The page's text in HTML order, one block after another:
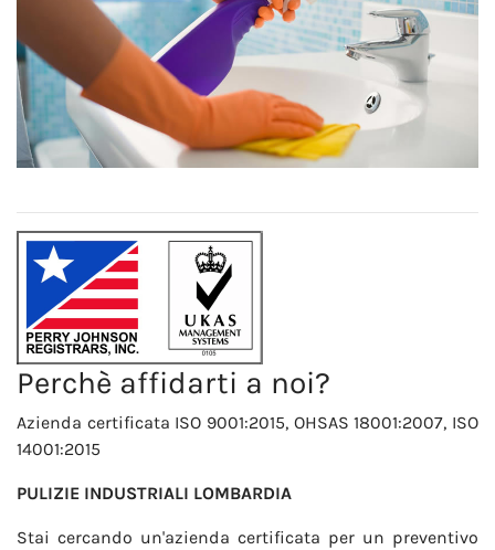
Perchè affidarti a noi?
Azienda certificata ISO 9001:2015, OHSAS 18001:2007, ISO
14001:2015
PULIZIE INDUSTRIALI LOMBARDIA
Stai cercando un'azienda certificata per un preventivo